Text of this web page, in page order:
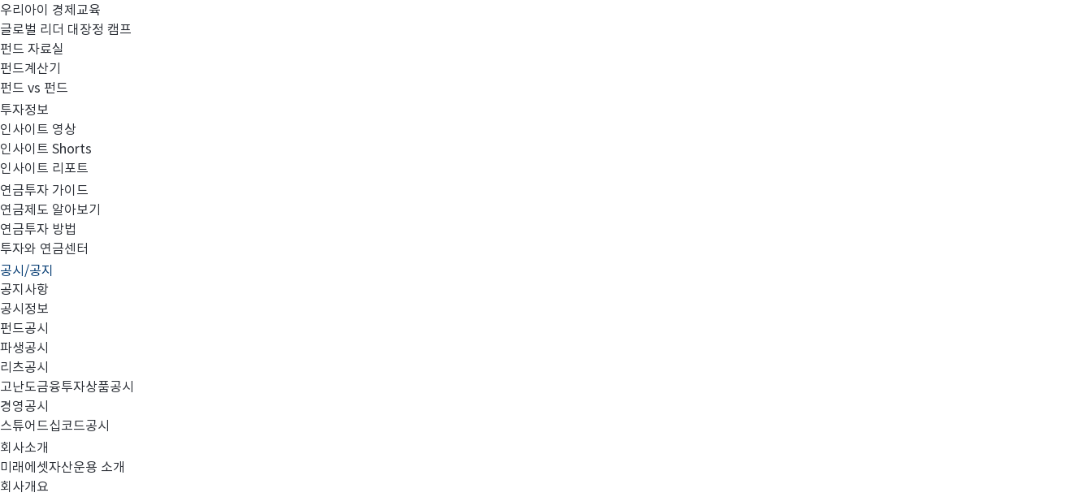
우리아이 경제교육
글로벌 리더 대장정 캠프
펀드 자료실
펀드계산기
펀드 vs 펀드
투자정보
인사이트 영상
인사이트 Shorts
인사이트 리포트
연금투자 가이드
연금제도 알아보기
연금투자 방법
투자와 연금센터
공시/공지
공지사항
공시정보
펀드공시
파생공시
리츠공시
고난도금융투자상품공시
경영공시
스튜어드십코드공시
회사소개
미래에셋자산운용 소개
회사개요
펀드공시
집합투자규약 변경의 건
1. 대상 펀드
2. 변경 사항
3. 효력발생일 :2018